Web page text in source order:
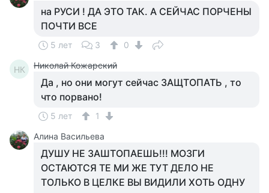
на РУСИ ! ДА ЭТО ТАК. А СЕЙЧАС ПОРЧЕНЫ
ПОЧТИ ВСЕ
5 лет 3 0
НК Николай Кожарский
Да , но они могут сейчас ЗАЩТОПАТЬ , то
что порвано!
5 лет
1
Алина Васильева
ДУШУ НЕ ЗАШТОПАЕШЬ!!! МОЗГИ
ОСТАЮТСЯ ТЕ МИ ЖЕ ТУТ ДЕЛО НЕ
ТОЛЬКО В ЦЕЛКЕ ВЫ ВИДИЛИ ХОТЬ ОДНУ